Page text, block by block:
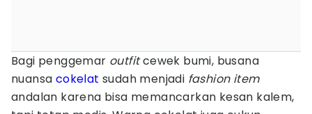
Bagi penggemar outfitcewek bumi, busana
nuansa cokelat sudah menjadi fashion item
andalan karena bisa memancarkan kesan kalem,